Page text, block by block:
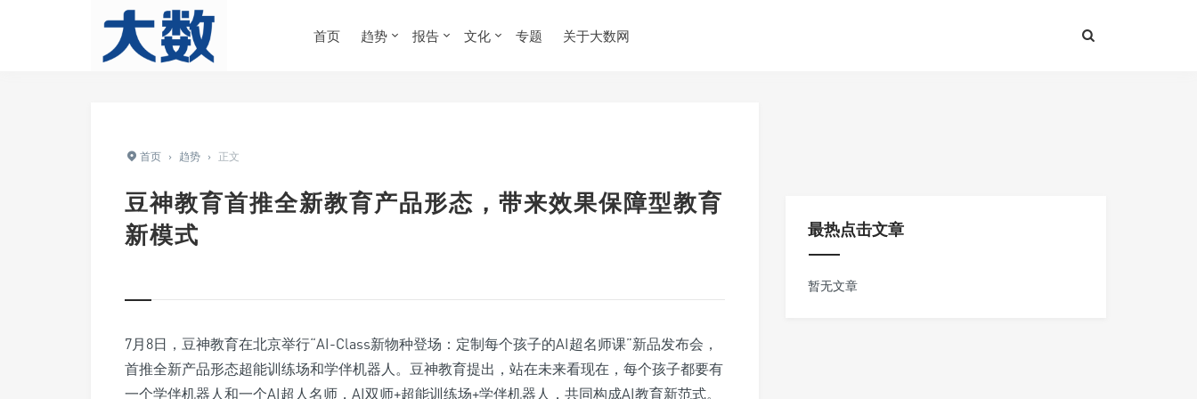
首页 趋势 报告 文化 专题 关于大数网
首页 › 趋势 › 正文
豆神教育首推全新教育产品形态，带来效果保障型教育
新模式
7月8日，豆神教育在北京举行“AI-Class新物种登场：定制每个孩子的AI超名师课”新品发布会，
首推全新产品形态超能训练场和学伴机器人。豆神教育提出，站在未来看现在，每个孩子都要有
一个学伴机器人和一个AI超人名师，AI双师+超能训练场+学伴机器人，共同构成AI教育新范式。
最热点击文章
暂无文章